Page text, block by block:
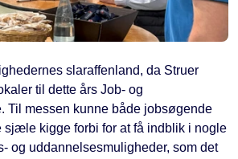
slaraffenland, da Struer
til dette års Job- og
Til messen kunne både jobsøgende
sjæle kigge forbi for at få indblik i nogle
og uddannelsesmuligheder, som det